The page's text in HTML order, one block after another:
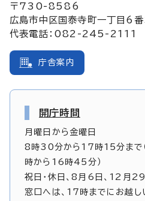
〒730-8586
広島市中区国泰寺町一丁目6
代表電話：082-245-2111
庁舎案内
開庁時間
月曜日から金曜日
8時30分から17時15分まで
時から16時45分）
祝日・休日、8月6日、12月
窓口へは、17時までにお越し